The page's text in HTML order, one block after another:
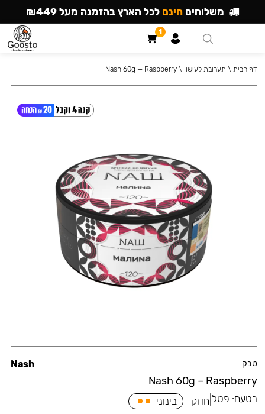
טבק
Nash 60g – Raspberry
Nash
בטעם: פטל חוזק בינוני
דף הבית \ תערובת לעישון \
Nash 60g — Raspberry
משלוחים חינם לכל הארץ בהזמנה מעל ₪449
1